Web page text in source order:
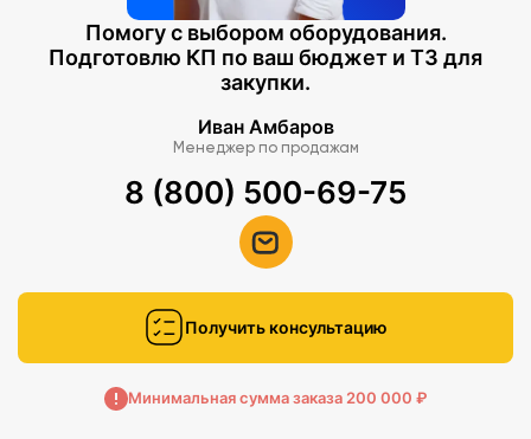
Помогу с выбором оборудования.
Подготовлю КП по ваш бюджет и ТЗ для
закупки.
Иван Амбаров
Менеджер по продажам
8 (800) 500-69-75
Получить консультацию
Минимальная сумма заказа 200 000 ₽